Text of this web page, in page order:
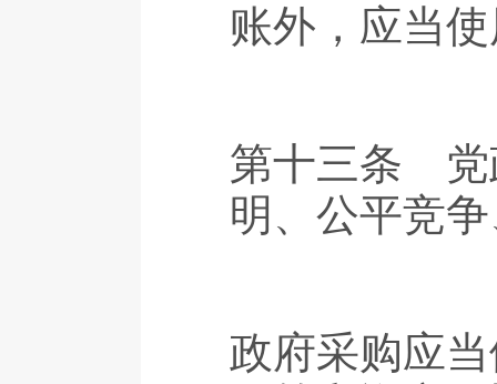
账外，应当
第十三条 党
明、公平竞
政府采购应